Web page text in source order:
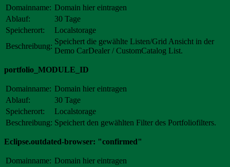
Domainname: Domain hier eintragen
Ablauf:
30 Tage
Speicherort:
Localstorage
Beschreibung:
Speichert die gewählte Listen/Grid Ansicht in der
Demo CarDealer / CustomCatalog List.
portfolio_MODULE_ID
Domainname: Domain hier eintragen
Ablauf:
30 Tage
Speicherort:
Localstorage
Beschreibung: Speichert den gewählten Filter des Portfoliofilters.
Eclipse.outdated-browser: "confirmed"
Domainname: Domain hier eintragen